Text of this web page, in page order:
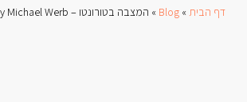
דף הבית»
Blog
» המצבה בטורונטו – Wadey Michael Werb